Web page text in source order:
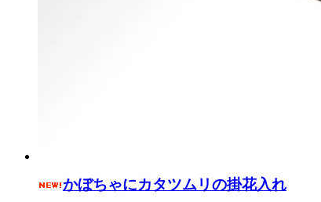
かぼちゃにカタツムリの掛花入れ